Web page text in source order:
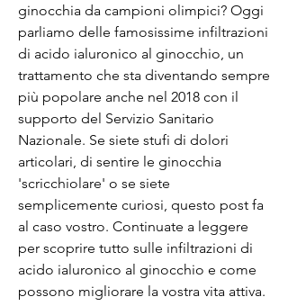
ginocchia da campioni olimpici? Oggi
parliamo delle famosissime infiltrazioni
di acido ialuronico al ginocchio, un
trattamento che sta diventando sempre
più popolare anche nel 2018 con il
supporto del Servizio Sanitario
Nazionale. Se siete stufi di dolori
articolari, di sentire le ginocchia
'scricchiolare' o se siete
semplicemente curiosi, questo post fa
al caso vostro. Continuate a leggere
per scoprire tutto sulle infiltrazioni di
acido ialuronico al ginocchio e come
possono migliorare la vostra vita attiva.